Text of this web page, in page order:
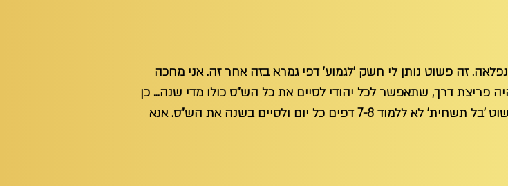
זה פשוט נותן לי חשק 'לגמוע' דפי גמרא בזה אחר זה. אני מחכה
פריצת דרך, שתאפשר לכל יהודי לסיים את כל הש"ס כולו מדי שנה... כן
כן, זו לא גוזמא. אני אישית מרגיש שעם גמרא שכזאת זה פשוט 'בל תשחית' לא ללמוד 7-8 דפים כל יום ולסיים בשנה את הש"ס. אנא